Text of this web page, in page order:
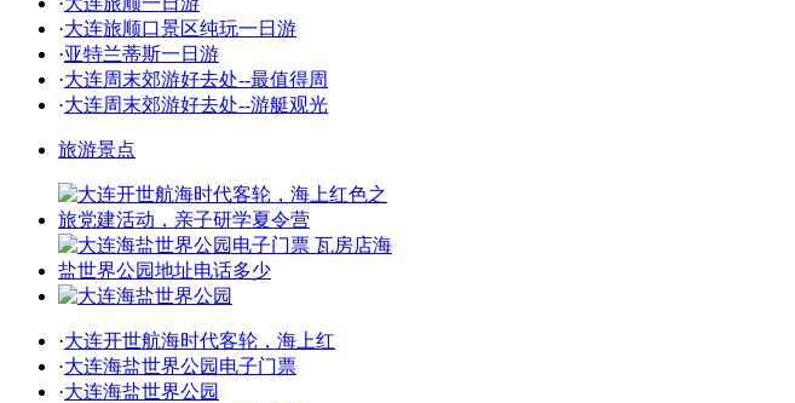
·大连旅顺口景区纯玩一日游
·亚特兰蒂斯一日游
·大连周末郊游好去处--最值得周
·大连周末郊游好去处--游艇观光
旅游景点
·大连开世航海时代客轮，海上红
·大连海盐世界公园电子门票
·大连海盐世界公园